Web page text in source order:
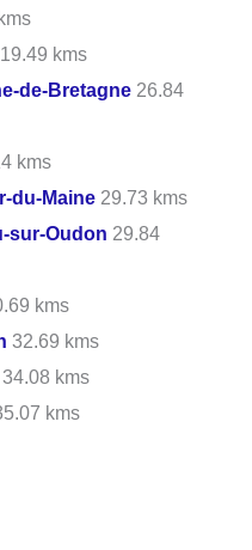
19.49 kms
de-Bretagne 26.84
kms
du-Maine 29.73 kms
sur-Oudon 29.84
kms
32.69 kms
34.08 kms
kms